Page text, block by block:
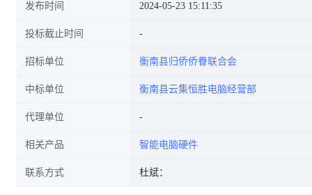
发布时间 2024-05-23 15:11:35
投标截止时间
招标单位 衡南县归侨侨眷联合会
中标单位 衡南县云集恒胜电脑经营部
代理单位
相关产品 智能电脑硬件
联系方式 杜斌：